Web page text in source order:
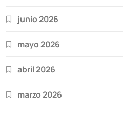
junio 2026
mayo 2026
abril 2026
marzo 2026